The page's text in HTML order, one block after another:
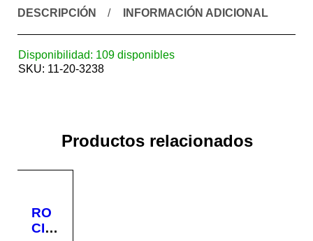
DESCRIPCIÓN INFORMACIÓN ADICIONAL
Disponibilidad: 109 disponibles
SKU: 11-20-3238
Productos relacionados
RO
CIA